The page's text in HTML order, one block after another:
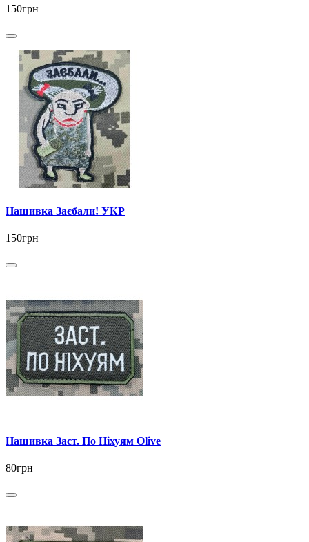
150грн
Нашивка Заєбали! УКР
150грн
Нашивка Заст. По Ніхуям Olive
80грн